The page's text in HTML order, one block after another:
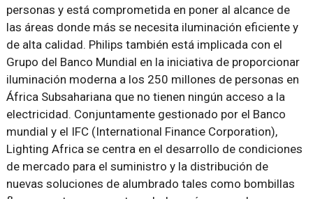
personas y está comprometida en poner al alcance de
las áreas donde más se necesita iluminación eficiente y
de alta calidad. Philips también está implicada con el
Grupo del Banco Mundial en la iniciativa de proporcionar
iluminación moderna a los 250 millones de personas en
África Subsahariana que no tienen ningún acceso a la
electricidad. Conjuntamente gestionado por el Banco
mundial y el IFC (International Finance Corporation),
Lighting Africa se centra en el desarrollo de condiciones
de mercado para el suministro y la distribución de
nuevas soluciones de alumbrado tales como bombillas